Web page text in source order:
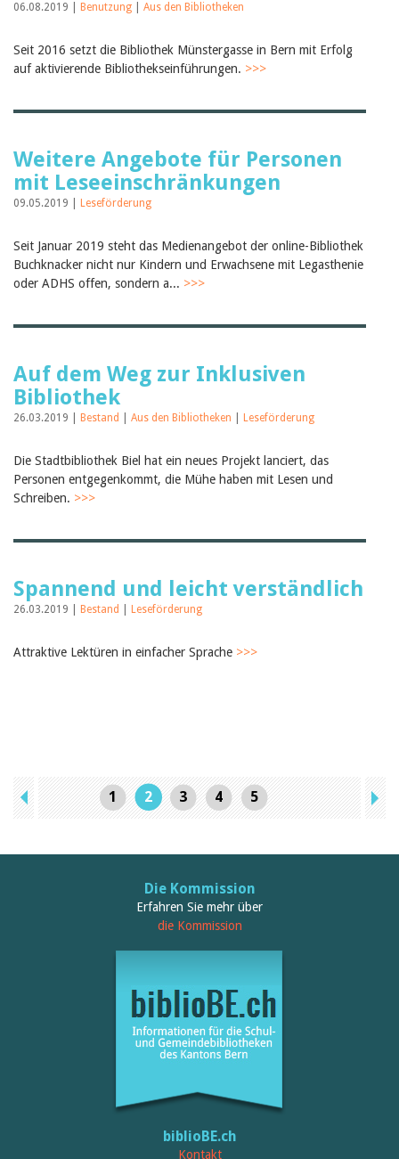
06.08.2019 | Benutzung Aus den Bibliotheken
Seit 2016 setzt die Bibliothek Münstergasse in Bern mit Erfolg
auf aktivierende Bibliothekseinführungen. >>>
Weitere Angebote für Personen
mit Leseeinschränkungen
09.05.2019 | Leseförderung
Seit Januar 2019 steht das Medienangebot der online-Bibliothek
Buchknacker nicht nur Kindern und Erwachsene mit Legasthenie
oder ADHS offen, sondern a... >>>
Auf dem Weg zur Inklusiven
Bibliothek
26.03.2019 | Bestand Aus den Bibliotheken Leseförderung
Die Stadtbibliothek Biel hat ein neues Projekt lanciert, das
Personen entgegenkommt, die Mühe haben mit Lesen und
Schreiben. >>>
Spannend und leicht verständlich
26.03.2019 | Bestand Leseförderung
Attraktive Lektüren in einfacher Sprache >>>
1 2 3 4 5
Die Kommission
Erfahren Sie mehr über
die Kommission
biblioBE.ch
Kontakt